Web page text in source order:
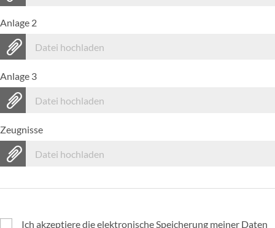
Anlage 2
Datei hochladen
Anlage 3
Datei hochladen
Zeugnisse
Datei hochladen
Ich akzeptiere die elektronische Speicherung meiner Daten